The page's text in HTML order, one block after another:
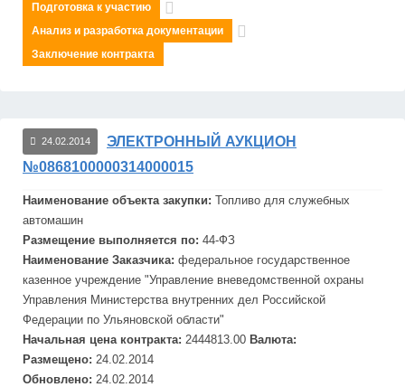
Подготовка к участию
Анализ и разработка документации
Заключение контракта
24.02.2014
ЭЛЕКТРОННЫЙ АУКЦИОН
№0868100000314000015
Наименование объекта закупки: Топливо для служебных
автомашин
Размещение выполняется по: 44-ФЗ
Наименование Заказчика: федеральное государственное
казенное учреждение "Управление вневедомственной охраны
Управления Министерства внутренних дел Российской
Федерации по Ульяновской области"
Начальная цена контракта: 2444813.00 Валюта:
Размещено: 24.02.2014
Обновлено: 24.02.2014